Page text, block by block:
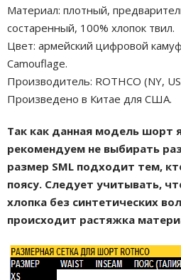
Материал: плотный,
состаренный, 100% хлопок твил.
Цвет: армейский цифровой
Camouflage.
Производитель: ROTHCO (NY,
Произведено в Китае для США.
Так как данная модель шорт
рекомендуем не выбирать
размер SML подходит тем,
поясу. Следует учитывать,
хлопка без синтетических
происходит растяжка